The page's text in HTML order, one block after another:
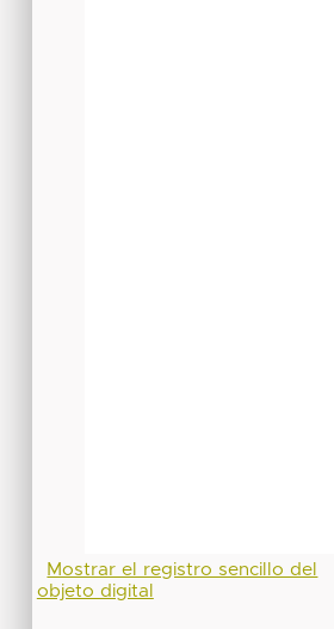
Mostrar el registro sencillo del
objeto digital